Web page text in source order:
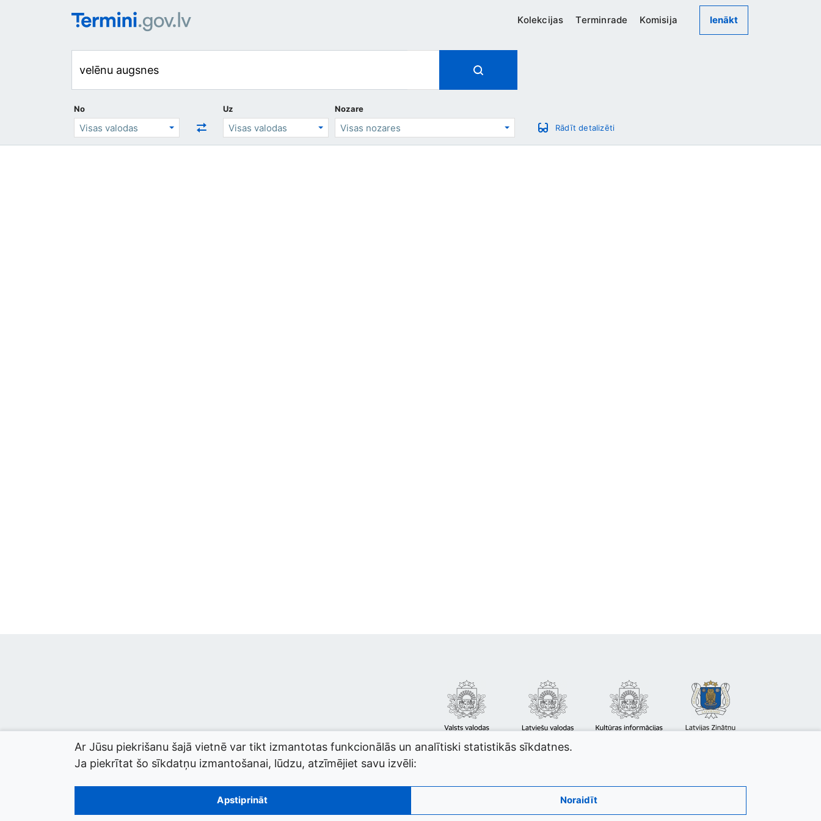
Kolekcijas Terminrade Komisija Ienākt
No Uz
Nozare
Rādīt detalizēti
© 2026 termini.gov.lv. Izstrādātājs:
Ar Jūsu piekrišanu šajā vietnē var tikt izmantotas funkcionālās un analītiski statistikās sīkdatnes.
Ja piekrītat šo sīkdatņu izmantošanai, lūdzu, atzīmējiet savu izvēli:
Apstiprināt Noraidīt